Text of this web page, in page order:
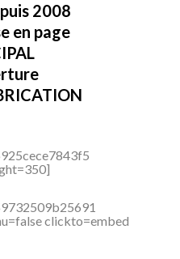
2008
en page
clickto=embed